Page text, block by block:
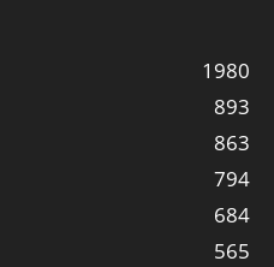
1980
893
863
794
684
565